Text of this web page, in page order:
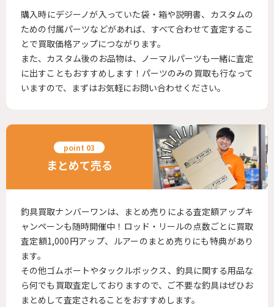
購入時にデジーノが入っていた袋・箱や説明書、カスタムの
ための付属パーツなどがあれば、すべて合わせて査定するこ
とで買取価格アップにつながります。
また、カスタム後のお品物は、ノーマルパーツも一緒に査定
に出すこともおすすめします！パーツのみの買取も行なって
いますので、まずはお気軽にお問い合わせください。
まとめて売る
釣具買取ナンバーワンは、まとめ売りによる査定額アップキ
ャンペーンも随時開催中！ロッド・リールの点数ごとに買取
査定額1,000円アップ、ルアーのまとめ売りにも特典があり
ます。
その他ゴムボートやタックルボックス、釣具に関する用品な
ら何でも買取査定しておりますので、ご不要な釣具はぜひお
まとめして査定されることをおすすめします。